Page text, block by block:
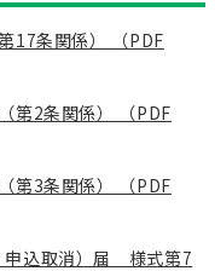
17条関係） （PDF
第2条関係） （PDF
第3条関係） （PDF
申込取消）届 様式第7